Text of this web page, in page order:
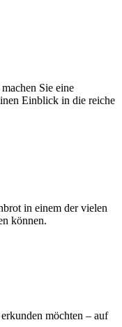
Sie eine
Einblick in die reiche
in einem der vielen
können.
möchten – auf